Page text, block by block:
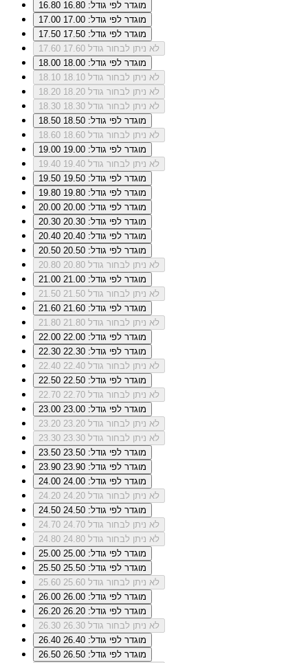
16.80
מוגדר לפי גודל: 16.80
17.00
מוגדר לפי גודל: 17.00
17.50
מוגדר לפי גודל: 17.50
17.60
לא ניתן לבחור גודל 17.60
18.00
מוגדר לפי גודל: 18.00
18.10
לא ניתן לבחור גודל 18.10
18.20
לא ניתן לבחור גודל 18.20
18.30
לא ניתן לבחור גודל 18.30
18.50
מוגדר לפי גודל: 18.50
18.60
לא ניתן לבחור גודל 18.60
19.00
מוגדר לפי גודל: 19.00
19.40
לא ניתן לבחור גודל 19.40
19.50
מוגדר לפי גודל: 19.50
19.80
מוגדר לפי גודל: 19.80
20.00
מוגדר לפי גודל: 20.00
20.30
מוגדר לפי גודל: 20.30
20.40
מוגדר לפי גודל: 20.40
20.50
מוגדר לפי גודל: 20.50
20.80
לא ניתן לבחור גודל 20.80
21.00
מוגדר לפי גודל: 21.00
21.50
לא ניתן לבחור גודל 21.50
21.60
מוגדר לפי גודל: 21.60
21.80
לא ניתן לבחור גודל 21.80
22.00
מוגדר לפי גודל: 22.00
22.30
מוגדר לפי גודל: 22.30
22.40
לא ניתן לבחור גודל 22.40
22.50
מוגדר לפי גודל: 22.50
22.70
לא ניתן לבחור גודל 22.70
23.00
מוגדר לפי גודל: 23.00
23.20
לא ניתן לבחור גודל 23.20
23.30
לא ניתן לבחור גודל 23.30
23.50
מוגדר לפי גודל: 23.50
23.90
מוגדר לפי גודל: 23.90
24.00
מוגדר לפי גודל: 24.00
24.20
לא ניתן לבחור גודל 24.20
24.50
מוגדר לפי גודל: 24.50
24.70
לא ניתן לבחור גודל 24.70
24.80
לא ניתן לבחור גודל 24.80
25.00
מוגדר לפי גודל: 25.00
25.50
מוגדר לפי גודל: 25.50
25.60
לא ניתן לבחור גודל 25.60
26.00
מוגדר לפי גודל: 26.00
26.20
מוגדר לפי גודל: 26.20
26.30
לא ניתן לבחור גודל 26.30
26.40
מוגדר לפי גודל: 26.40
26.50
מוגדר לפי גודל: 26.50